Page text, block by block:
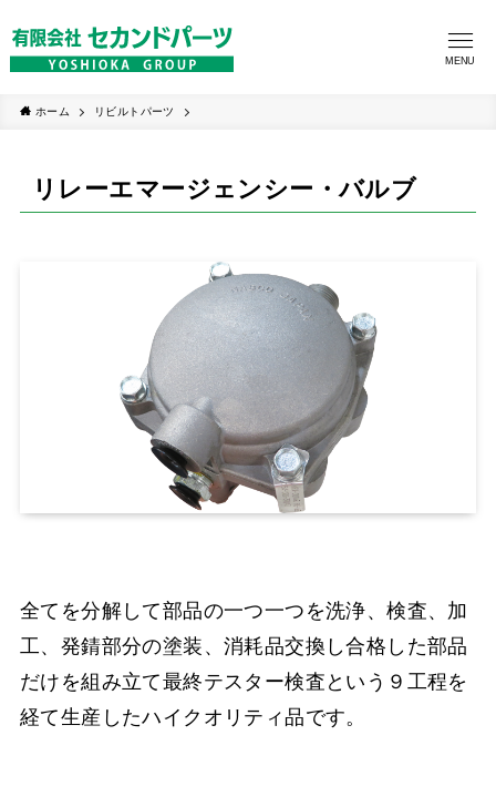
MENU
ホーム リビルトパーツ
リレーエマージェンシー・バルブ
全てを分解して部品の一つ一つを洗浄、検査、加
工、発錆部分の塗装、消耗品交換し合格した部品
だけを組み立て最終テスター検査という９工程を
経て生産したハイクオリティ品です。